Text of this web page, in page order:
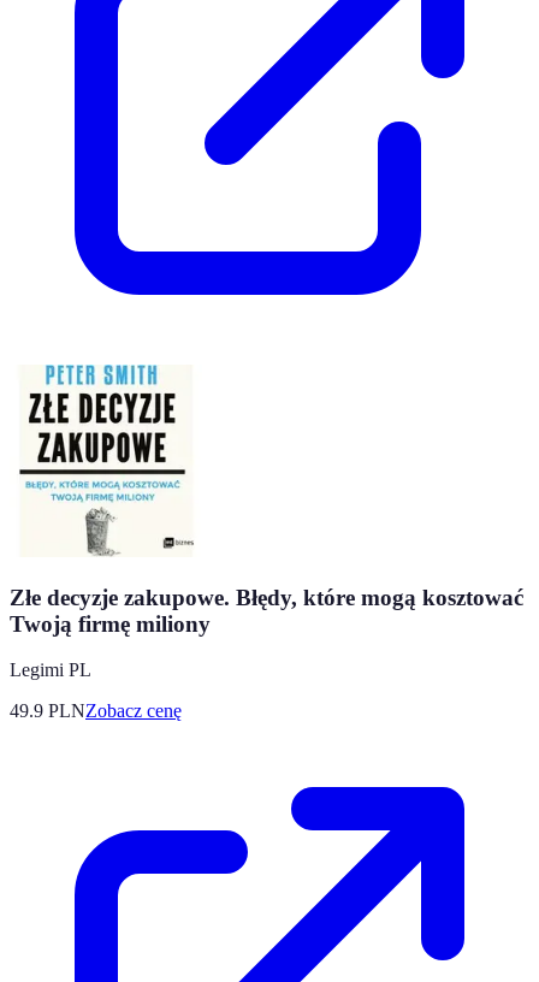
Złe decyzje zakupowe. Błędy, które mogą kosztować
Twoją firmę miliony
Legimi PL
49.9 PLNZobacz cenę